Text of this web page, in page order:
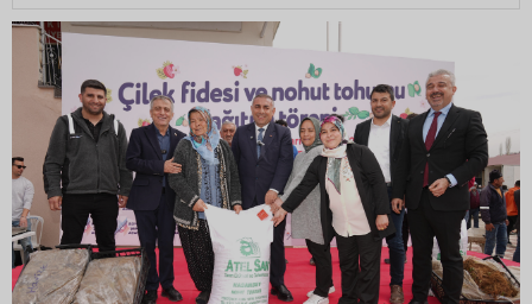
Ceyhan’da Necdet Sevinç Parkı’nda bakım
çalışması
Orhan Bayram’dan AK Parti’ye Yüreğir çıkışı:
“Bizim belediye meclis üyelerimize ne yaptınız?
Siz önce onu anlatın”